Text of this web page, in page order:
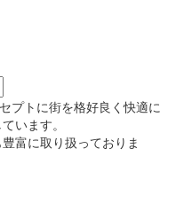
プトに街を格好良く快適に
います。
富に取り扱っておりま